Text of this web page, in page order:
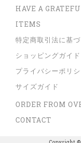
HAVE A
ITEMS
特定商取引法に基
ショッピングガイド
プライバシーポリ
サイズガイド
ORDER FROM
CONTACT